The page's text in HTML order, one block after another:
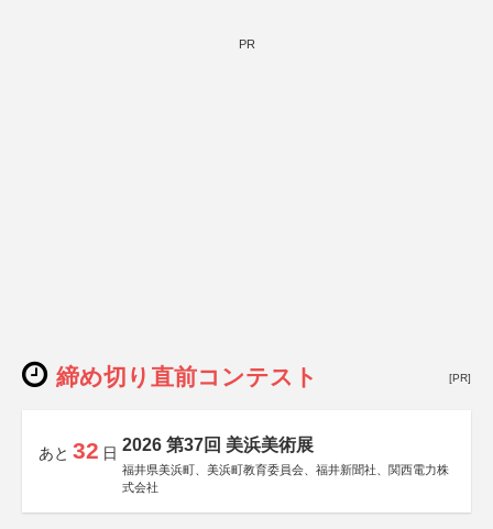
PR
締め切り直前コンテスト [PR]
あと 32 日 2026 第37回 美浜美術展
福井県美浜町、美浜町教育委員会、福井新聞社、関西電力株
式会社